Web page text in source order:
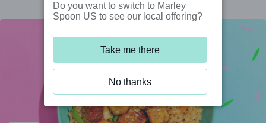
Do you want to switch to Marley
Spoon US to see our local offering?
Take me there
No thanks